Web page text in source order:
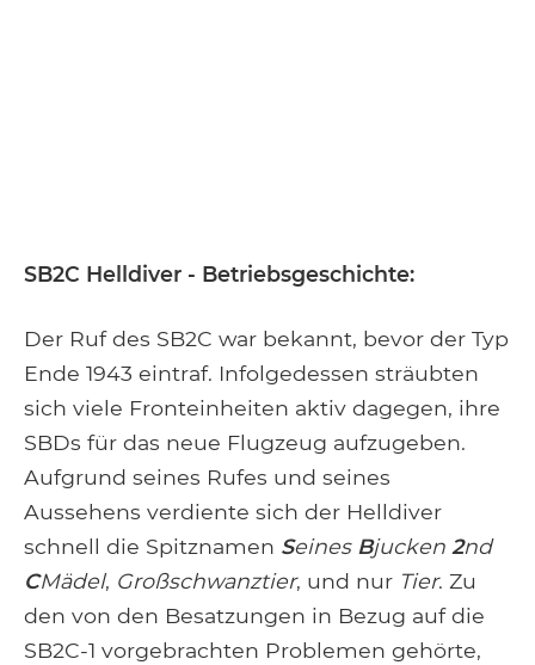
SB2C Helldiver - Betriebsgeschichte:
Der Ruf des SB2C war bekannt, bevor der Typ
Ende 1943 eintraf. Infolgedessen sträubten
sich viele Fronteinheiten aktiv dagegen, ihre
SBDs für das neue Flugzeug aufzugeben.
Aufgrund seines Rufes und seines
Aussehens verdiente sich der Helldiver
schnell die Spitznamen Seines Bjucken 2nd
CMädel, Großschwanztier, und nur Tier. Zu
den von den Besatzungen in Bezug auf die
SB2C-1 vorgebrachten Problemen gehörte,